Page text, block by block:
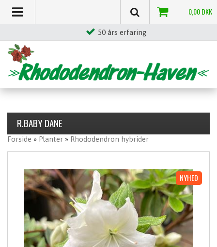
Stor egenproduktion
0,00DKK
R.BABY DANE
Forside » Planter » Rhododendron hybrider